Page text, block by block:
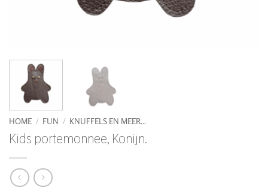
HOME / FUN / KNUFFELS EN MEER...
Kids portemonnee, Konijn.